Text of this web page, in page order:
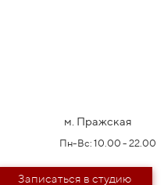
м. Пражская
Пн-Вс: 10.00 - 22.00
Записаться в студию